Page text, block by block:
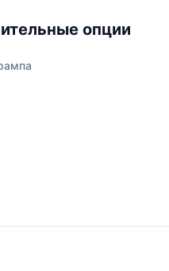
опции